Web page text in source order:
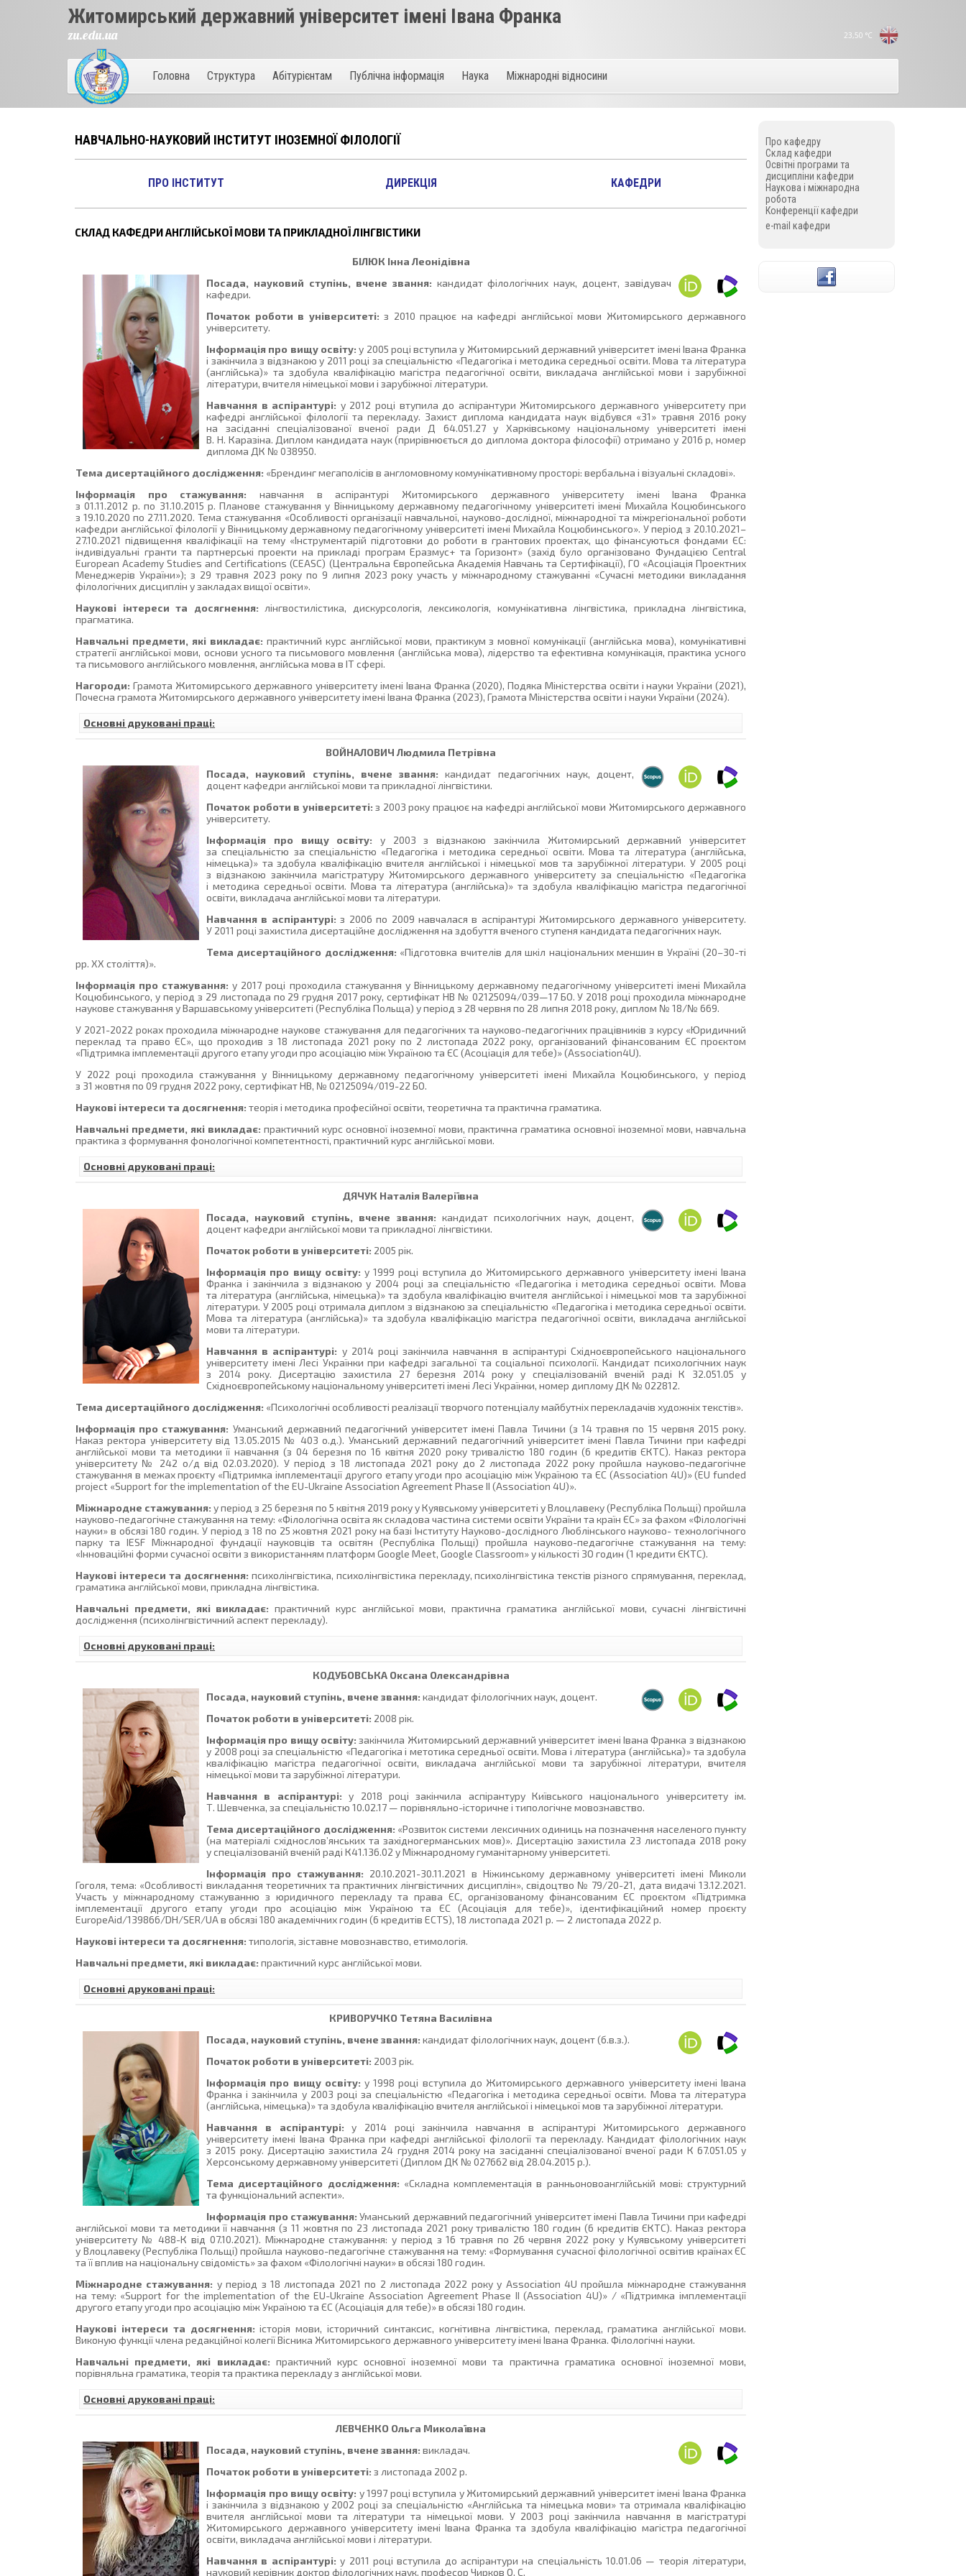
23,50 °C
Житомирський державний університет імені Івана Франка
zu.edu.ua
Головна Структура Абітурієнтам Публічна інформація Наука Міжнародні відносини
НАВЧАЛЬНО-НАУКОВИЙ ІНСТИТУТ ІНОЗЕМНОЇ ФІЛОЛОГІЇ
ПРО ІНСТИТУТ ДИРЕКЦІЯ КАФЕДРИ
СКЛАД КАФЕДРИ АНГЛІЙСЬКОЇ МОВИ ТА ПРИКЛАДНОЇ ЛІНГВІСТИКИ
БІЛЮК Інна Леонідівна
Посада, науковий ступінь, вчене звання: кандидат філологічних наук, доцент, завідувач
кафедри.
Початок роботи в університеті: з 2010 працює на кафедрі англійської мови Житомирського державного
університету.
Інформація про вищу освіту: у 2005 році вступила у Житомирський державний університет імені Івана Франка
і закінчила з відзнакою у 2011 році за спеціальністю «Педагогіка і методика середньої освіти. Мова та література
(англійська)» та здобула кваліфікацію магістра педагогічної освіти, викладача англійської мови і зарубіжної
літератури, вчителя німецької мови і зарубіжної літератури.
Навчання в аспірантурі: у 2012 році втупила до аспірантури Житомирського державного університету при
кафедрі англійської філології та перекладу. Захист диплома кандидата наук відбувся «31» травня 2016 року
на засіданні спеціалізованої вченої ради Д 64.051.27 у Харківському національному університеті імені
В. Н. Каразіна. Диплом кандидата наук (прирівнюється до диплома доктора філософії) отримано у 2016 р, номер
диплома ДК № 038950.
Тема дисертаційного дослідження: «Брендинг мегаполісів в англомовному комунікативному просторі: вербальна і візуальні складові».
Інформація про стажування: навчання в аспірантурі Житомирського державного університету імені Івана Франка
з 01.11.2012 р. по 31.10.2015 р. Планове стажування у Вінницькому державному педагогічному університеті імені Михайла Коцюбинського
з 19.10.2020 по 27.11.2020. Тема стажування «Особливості організації навчальної, науково-дослідної, міжнародної та міжрегіональної роботи
кафедри англійської філології у Вінницькому державному педагогічному університеті імені Михайла Коцюбинського». У період з 20.10.2021–
27.10.2021 підвищення кваліфікації на тему «Інструментарій підготовки до роботи в грантових проектах, що фінансуються фондами ЄС:
індивідуальні гранти та партнерські проекти на прикладі програм Еразмус+ та Горизонт» (захід було організовано Фундацією Central
European Academy Studies and Certifications (CEASC) (Центральна Європейська Академія Навчань та Сертифікації), ГО «Асоціація Проектних
Менеджерів України»); з 29 травня 2023 року по 9 липня 2023 року участь у міжнародному стажуванні «Сучасні методики викладання
філологічних дисциплін у закладах вищої освіти».
Наукові інтереси та досягнення: лінгвостилістика, дискурсологія, лексикологія, комунікативна лінгвістика, прикладна лінгвістика,
прагматика.
Навчальні предмети, які викладає: практичний курс англійської мови, практикум з мовної комунікації (англійська мова), комунікативні
стратегії англійської мови, основи усного та письмового мовлення (англійська мова), лідерство та ефективна комунікація, практика усного
та письмового англійського мовлення, англійська мова в ІТ сфері.
Нагороди: Грамота Житомирського державного університету імені Івана Франка (2020), Подяка Міністерства освіти і науки України (2021),
Почесна грамота Житомирського державного університету імені Івана Франка (2023), Грамота Міністерства освіти і науки України (2024).
Основні друковані праці:
ВОЙНАЛОВИЧ Людмила Петрівна
Посада, науковий ступінь, вчене звання: кандидат педагогічних наук, доцент,
доцент кафедри англійської мови та прикладної лінгвістики.
Початок роботи в університеті: з 2003 року працює на кафедрі англійської мови Житомирського державного
університету.
Інформація про вищу освіту: у 2003 з відзнакою закінчила Житомирський державний університет
за спеціальністю за спеціальністю «Педагогіка і методика середньої освіти. Мова та література (англійська,
німецька)» та здобула кваліфікацію вчителя англійської і німецької мов та зарубіжної літератури. У 2005 році
з відзнакою закінчила магістратуру Житомирського державного університету за спеціальністю «Педагогіка
і методика середньої освіти. Мова та література (англійська)» та здобула кваліфікацію магістра педагогічної
освіти, викладача англійської мови та літератури.
Навчання в аспірантурі: з 2006 по 2009 навчалася в аспірантурі Житомирського державного університету.
У 2011 році захистила дисертаційне дослідження на здобуття вченого ступеня кандидата педагогічних наук.
Тема дисертаційного дослідження: «Підготовка вчителів для шкіл національних меншин в Україні (20–30-ті
рр. XX століття)».
Інформація про стажування: у 2017 році проходила стажування у Вінницькому державному педагогічному університеті імені Михайла
Коцюбинського, у період з 29 листопада по 29 грудня 2017 року, сертифікат НВ № 02125094/039—17 БО. У 2018 році проходила міжнародне
наукове стажування у Варшавському університеті (Республіка Польща) у період з 28 червня по 28 липня 2018 року, диплом № 18/№ 669.
У 2021-2022 роках проходила міжнародне наукове стажування для педагогічних та науково-педагогічних працівників з курсу «Юридичний
переклад та право ЄС», що проходив з 18 листопада 2021 року по 2 листопада 2022 року, організований фінансованим ЄС проєктом
«Підтримка імплементації другого етапу угоди про асоціацію між Україною та ЄС (Асоціація для тебе)» (Association4U).
У 2022 році проходила стажування у Вінницькому державному педагогічному університеті імені Михайла Коцюбинського, у період
з 31 жовтня по 09 грудня 2022 року, сертифікат НВ, № 02125094/019-22 БО.
Наукові інтереси та досягнення: теорія і методика професійної освіти, теоретична та практична граматика.
Навчальні предмети, які викладає: практичний курс основної іноземної мови, практична граматика основної іноземної мови, навчальна
практика з формування фонологічної компетентності, практичний курс англійської мови.
Основні друковані праці:
ДЯЧУК Наталія Валеріївна
Посада, науковий ступінь, вчене звання: кандидат психологічних наук, доцент,
доцент кафедри англійської мови та прикладної лінгвістики.
Початок роботи в університеті: 2005 рік.
Інформація про вищу освіту: у 1999 році вступила до Житомирського державного університету імені Івана
Франка і закінчила з відзнакою у 2004 році за спеціальністю «Педагогіка і методика середньої освіти. Мова
та література (англійська, німецька)» та здобула кваліфікацію вчителя англійської і німецької мов та зарубіжної
літератури. У 2005 році отримала диплом з відзнакою за спеціальністю «Педагогіка і методика середньої освіти.
Мова та література (англійська)» та здобула кваліфікацію магістра педагогічної освіти, викладача англійської
мови та літератури.
Навчання в аспірантурі: у 2014 році закінчила навчання в аспірантурі Східноєвропейського національного
університету імені Лесі Українки при кафедрі загальної та соціальної психології. Кандидат психологічних наук
з 2014 року. Дисертацію захистила 27 березня 2014 року у спеціалізованій вченій раді К 32.051.05 у
Східноєвропейському національному університеті імені Лесі Українки, номер диплому ДК № 022812.
Тема дисертаційного дослідження: «Психологічні особливості реалізації творчого потенціалу майбутніх перекладачів художніх текстів».
Інформація про стажування: Уманський державний педагогічний університет імені Павла Тичини (з 14 травня по 15 червня 2015 року.
Наказ ректора університету від 13.05.2015 № 403 о.д.). Уманський державний педагогічний університет імені Павла Тичини при кафедрі
англійської мови та методики її навчання (з 04 березня по 16 квітня 2020 року тривалістю 180 годин (6 кредитів ЄКТС). Наказ ректора
університету № 242 о/д від 02.03.2020). У період з 18 листопада 2021 року до 2 листопада 2022 року пройшла науково-педагогічне
стажування в межах проєкту «Підтримка імплементації другого етапу угоди про асоціацію між Україною та ЄС (Association 4U)» (EU funded
project «Support for the implementation of the EU-Ukraine Association Agreement Phase II (Association 4U)».
Міжнародне стажування: у період з 25 березня по 5 квітня 2019 року у Куявському університеті у Влоцлавеку (Республіка Польщі) пройшла
науково-педагогічне стажування на тему: «Філологічна освіта як складова частина системи освіти України та країн ЄС» за фахом «Філологічні
науки» в обсязі 180 годин. У період з 18 по 25 жовтня 2021 року на базі Інституту Науково-дослідного Люблінського науково- технологічного
парку та IESF Міжнародної фундації науковців та освітян (Республіка Польщі) пройшла науково-педагогічне стажування на тему:
«Інноваційні форми сучасної освіти з використанням платформ Google Meet, Google Classroom» у кількості ЗО годин (1 кредити ЄКТС).
Наукові інтереси та досягнення: психолінгвістика, психолінгвістика перекладу, психолінгвістика текстів різного спрямування, переклад,
граматика англійської мови, прикладна лінгвістика.
Навчальні предмети, які викладає: практичний курс англійської мови, практична граматика англійської мови, сучасні лінгвістичні
дослідження (психолінгвістичний аспект перекладу).
Основні друковані праці:
КОДУБОВСЬКАОксана Олександрівна
Посада, науковий ступінь, вчене звання: кандидат філологічних наук, доцент.
Початок роботи в університеті: 2008 рік.
Інформація про вищу освіту: закінчила Житомирський державний університет імені Івана Франка з відзнакою
у 2008 році за спеціальністю «Педагогіка і метотика середньої освіти. Мова і література (англійська)» та здобула
кваліфікацію магістра педагогічної освіти, викладача англійської мови та зарубіжної літератури, вчителя
німецької мови та зарубіжної літератури.
Навчання в аспірантурі: у 2018 році закінчила аспірантуру Київського національного університету ім.
Т. Шевченка, за спеціальністю 10.02.17 — порівняльно-історичне і типологічне мовознавство.
Тема дисертаційного дослідження: «Розвиток системи лексичних одиниць на позначення населеного пункту
(на матеріалі cхіднослов’янських та західногерманських мов)». Дисертацію захистила 23 листопада 2018 року
у спеціалізованій вченій раді К41.136.02 у Міжнародному гуманітарному університеті.
Інформація про стажування: 20.10.2021-30.11.2021 в Ніжинському державному університеті імені Миколи
Гоголя, тема: «Особливості викладання теоретичних та практичних лінгвістичних дисциплін», свідоцтво № 79/20-21, дата видачі 13.12.2021.
Участь у міжнародному стажуванню з юридичного перекладу та права ЄС, організованому фінансованим ЄС проєктом «Підтримка
імплементації другого етапу угоди про асоціацію між Україною та ЄС (Асоціація для тебе)», ідентифікаційний номер проєкту
EuropeAid/139866/DH/SER/UA в обсязі 180 академічних годин (6 кредитів ECTS), 18 листопада 2021 р. — 2 листопада 2022 р.
Наукові інтереси та досягнення: типологія, зіставне мовознавство, етимологія.
Навчальні предмети, які викладає: практичний курс англійської мови.
Основні друковані праці:
КРИВОРУЧКО Тетяна Василівна
Посада, науковий ступінь, вчене звання: кандидат філологічних наук, доцент (б.в.з.).
Початок роботи в університеті: 2003 рік.
Інформація про вищу освіту: у 1998 році вступила до Житомирського державного університету імені Івана
Франка і закінчила у 2003 році за спеціальністю «Педагогіка і методика середньої освіти. Мова та література
(англійська, німецька)» та здобула кваліфікацію вчителя англійської і німецької мов та зарубіжної літератури.
Навчання в аспірантурі: у 2014 році закінчила навчання в аспірантурі Житомирського державного
університету імені Івана Франка при кафедрі англійської філології та перекладу. Кандидат філологічних наук
з 2015 року. Дисертацію захистила 24 грудня 2014 року на засіданні спеціалізованої вченої ради К 67.051.05 у
Херсонському державному університеті (Диплом ДК № 027662 від 28.04.2015 р.).
Тема дисертаційного дослідження: «Складна комплементація в ранньоновоанглійській мові: структурний
та функціональний аспекти».
Інформація про стажування: Уманський державний педагогічний університет імені Павла Тичини при кафедрі
англійської мови та методики її навчання (з 11 жовтня по 23 листопада 2021 року тривалістю 180 годин (6 кредитів ЄКТС). Наказ ректора
університету № 488-К від 07.10.2021). Міжнародне стажування: у період з 16 травня по 26 червня 2022 року у Куявському університеті
у Влоцлавеку (Республіка Польщі) пройшла науково-педагогічне стажування на тему: «Формування сучасної філологічної освітив країнах ЄС
та її вплив на національну свідомість» за фахом «Філологічні науки» в обсязі 180 годин.
Міжнародне стажування: у період з 18 листопада 2021 по 2 листопада 2022 року у Association 4U пройшла міжнародне стажування
на тему: «Support for the implementation of the EU-Ukraine Association Agreement Phase II (Association 4U)» / «Підтримка імплементації
другого етапу угоди про асоціацію між Україною та ЄС (Асоціація для тебе)» в обсязі 180 годин.
Наукові інтереси та досягнення: історія мови, історичний синтаксис, когнітивна лінгвістика, переклад, граматика англійської мови.
Виконую функції члена редакційної колегії Вісника Житомирського державного університету імені Івана Франка. Філологічні науки.
Навчальні предмети, які викладає: практичний курс основної іноземної мови та практична граматика основної іноземної мови,
порівняльна граматика, теорія та практика перекладу з англійської мови.
Основні друковані праці:
ЛЕВЧЕНКО Ольга Миколаївна
Посада, науковий ступінь, вчене звання: викладач.
Початок роботи в університеті: з листопада 2002 р.
Інформація про вищу освіту: у 1997 році вступила у Житомирський державний університет імені Івана Франка
і закінчила з відзнакою у 2002 році за спеціальністю «Англійська та німецька мови» та отримала кваліфікацію
вчителя англійської мови та літератури та німецької мови. У 2003 році закінчила навчання в магістратурі
Житомирського державного університету імені Івана Франка та здобула кваліфікацію магістра педагогічної
освіти, викладача англійської мови і літератури.
Навчання в аспірантурі: у 2011 році вступила до аспірантури на спеціальність 10.01.06 — теорія літератури,
науковий керівник доктор філологічних наук, професор Чирков О. С.
Про кафедру
Склад кафедри
Освітні програми та
дисципліни кафедри
Наукова і міжнародна
робота
Конференції кафедри
e-mail кафедри